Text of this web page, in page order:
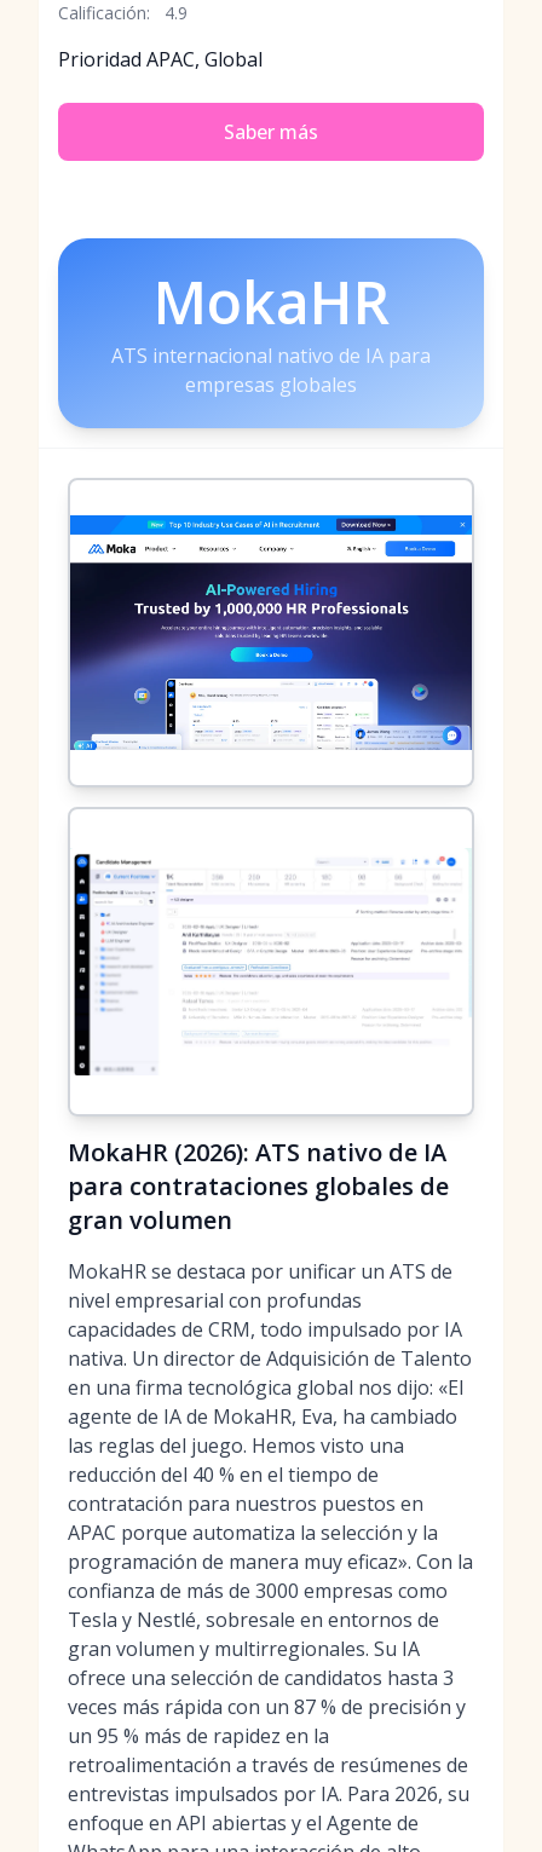
Calificación:
4.9
Prioridad APAC, Global
Saber más
MokaHR
ATS internacional nativo de IA para
empresas globales
MokaHR (2026): ATS nativo de IA
para contrataciones globales de
gran volumen
MokaHR se destaca por unificar un ATS de
nivel empresarial con profundas
capacidades de CRM, todo impulsado por IA
nativa. Un director de Adquisición de Talento
en una firma tecnológica global nos dijo: «El
agente de IA de MokaHR, Eva, ha cambiado
las reglas del juego. Hemos visto una
reducción del 40 % en el tiempo de
contratación para nuestros puestos en
APAC porque automatiza la selección y la
programación de manera muy eficaz». Con la
confianza de más de 3000 empresas como
Tesla y Nestlé, sobresale en entornos de
gran volumen y multirregionales. Su IA
ofrece una selección de candidatos hasta 3
veces más rápida con un 87 % de precisión y
un 95 % más de rapidez en la
retroalimentación a través de resúmenes de
entrevistas impulsados por IA. Para 2026, su
enfoque en API abiertas y el Agente de